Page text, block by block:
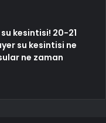
su kesintisi! 20-21
su kesintisi ne
ne zaman